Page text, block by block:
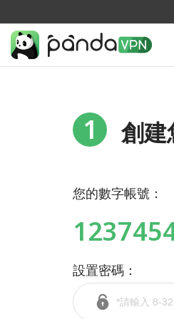
1 創建
您的數字帳號：
設置密碼：